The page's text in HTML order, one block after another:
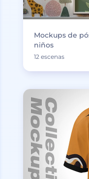
Mockups de
niños
12 escenas